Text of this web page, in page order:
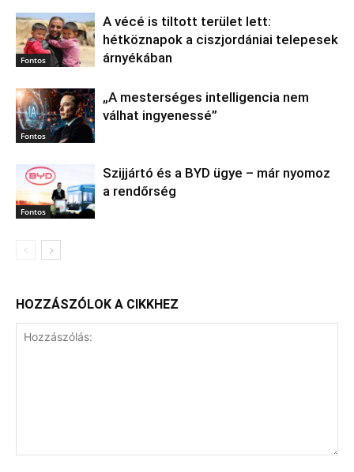
Fontos
A vécé is tiltott terület lett:
hétköznapok a ciszjordániai telepesek
árnyékában
Fontos
„A mesterséges intelligencia nem
válhat ingyenessé”
Fontos
Szijjártó és a BYD ügye – már nyomoz
a rendőrség
HOZZÁSZÓLOK A CIKKHEZ